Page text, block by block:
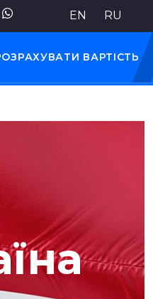
EN RU
ВАРТІСТЬ